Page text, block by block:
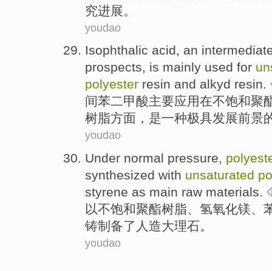
究进展 。
youdao
Isophthalic acid, an
prospects, is mainly used for
polyester resin and alkyd resin.
间苯二甲酸主要应用在不饱和聚
树脂方面， 是一种极具发展前景
youdao
Under normal pressure,
synthesized with unsaturated
styrene as main raw materials.
以不饱和聚酯树脂、 氢氧化镁、
铸制备了 人造大理石。
youdao